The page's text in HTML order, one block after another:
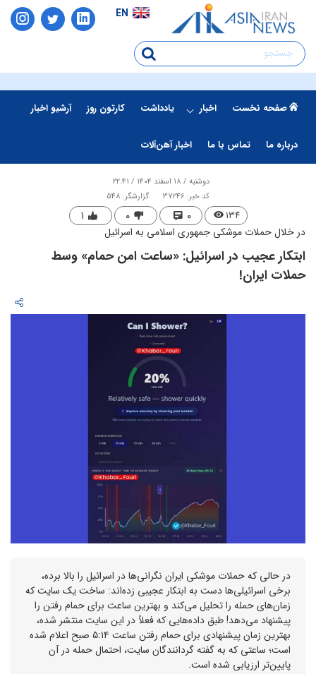
EN
صفحه نخست اخبار یادداشت کارتون روز آرشیو اخبار
درباره ما تماس با ما اخبار آهن‌آلات
دوشنبه / ۱۸ اسفند ۱۴۰۴ / ۲۲:۴۱
کد خبر: 37246
گزارشگر: 548
۱۳۴ ۰ ۰ ۱
در خلال حملات موشکی جمهوری اسلامی به اسرائیل
​ابتکار عجیب در اسرائیل: «ساعت امن حمام» وسط
حملات ایران!
در حالی که حملات موشکی ایران نگرانی‌ها در اسرائیل را بالا برده،
برخی اسرائیلی‌ها دست به ابتکار عجیبی زده‌اند: ساخت یک سایت که
زمان‌های حمله را تحلیل می‌کند و بهترین ساعت برای حمام رفتن را
پیشنهاد می‌دهد! طبق داده‌هایی که فعلاً در این سایت منتشر شده،
بهترین زمان پیشنهادی برای حمام رفتن ساعت ۵:۱۴ صبح اعلام شده
است؛ ساعتی که به گفته گردانندگان سایت، احتمال حمله در آن
پایین‌تر ارزیابی شده است.